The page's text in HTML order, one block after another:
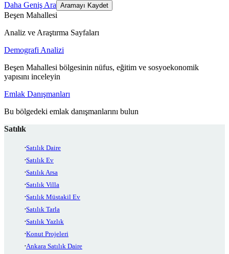
Daha Geniş Ara Aramayı Kaydet
Beşen Mahallesi
Analiz ve Araştırma Sayfaları
Demografi Analizi
Beşen Mahallesi bölgesinin nüfus, eğitim ve sosyoekonomik
yapısını inceleyin
Emlak Danışmanları
Bu bölgedeki emlak danışmanlarını bulun
Satılık
Satılık Daire
Satılık Ev
Satılık Arsa
Satılık Villa
Satılık Müstakil Ev
Satılık Tarla
Satılık Yazlık
Konut Projeleri
Ankara Satılık Daire